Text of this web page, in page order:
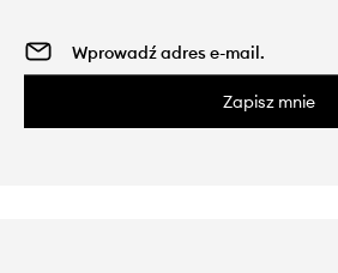
Zapisz mnie